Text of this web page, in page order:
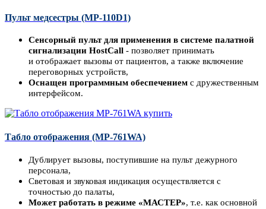
Пульт медсестры (MP-110D1)
Сенсорный пульт для применения в системе палатной
сигнализации HostCall - позволяет принимать
и отображает вызовы от пациентов, а также включение
переговорных устройств,
Оснащен программным обеспечением с дружественным
интерфейсом.
Табло отображения (MP-761WA)
Дублирует вызовы, поступившие на пульт дежурного
персонала,
Световая и звуковая индикация осуществляется с
точностью до палаты,
Может работать в режиме «МАСТЕР», т.е. как основной